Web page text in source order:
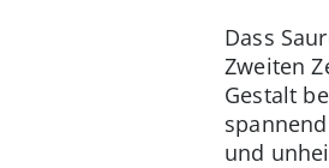
Dass
Zweiten
Gestalt
und